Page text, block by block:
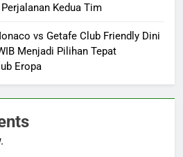
Kedua Tim
vs Getafe Club Friendly Dini
Menjadi Pilihan Tepat
Eropa